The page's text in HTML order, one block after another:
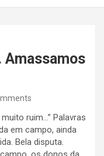
Amassamos
ruim…” Palavras
em campo, ainda
Bela disputa.